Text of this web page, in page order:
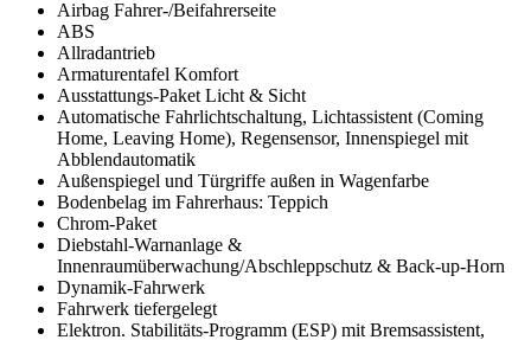
Airbag Fahrer-/Beifahrerseite
ABS
Allradantrieb
Armaturentafel Komfort
Ausstattungs-Paket Licht & Sicht
Automatische Fahrlichtschaltung, Lichtassistent (Coming
Home, Leaving Home), Regensensor, Innenspiegel mit
Abblendautomatik
Außenspiegel und Türgriffe außen in Wagenfarbe
Bodenbelag im Fahrerhaus: Teppich
Chrom-Paket
Diebstahl-Warnanlage &
Innenraumüberwachung/Abschleppschutz & Back-up-Horn
Dynamik-Fahrwerk
Fahrwerk tiefergelegt
Elektron. Stabilitäts-Programm (ESP) mit Bremsassistent,